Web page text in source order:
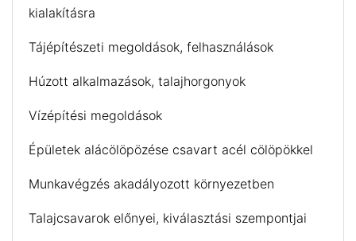
kialakításra
Tájépítészeti megoldások, felhasználások
Húzott alkalmazások, talajhorgonyok
Vízépítési megoldások
Épületek alácölöpözése csavart acél cölöpökkel
Munkavégzés akadályozott környezetben
Talajcsavarok előnyei, kiválasztási szempontjai